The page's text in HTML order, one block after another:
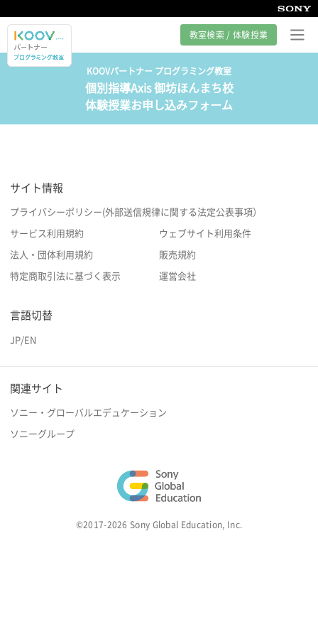
教室検索 / 体験授業
プログラミング教室とは
カリキュラム紹介
サポート
KOOVパートナー プログラミング教室
個別指導Axis 御坊ほんまち校
体験授業お申し込みフォーム
サイト情報
プライバシーポリシー(外部送信規律に関する法定公表事項）
サービス利用規約 ウェブサイト利用条件
法人・団体利用規約 販売規約
特定商取引法に基づく表示 運営会社
言語切替
JP/EN
関連サイト
ソニー・グローバルエデュケーション
ソニーグループ
©2017-2026 Sony Global Education, Inc.